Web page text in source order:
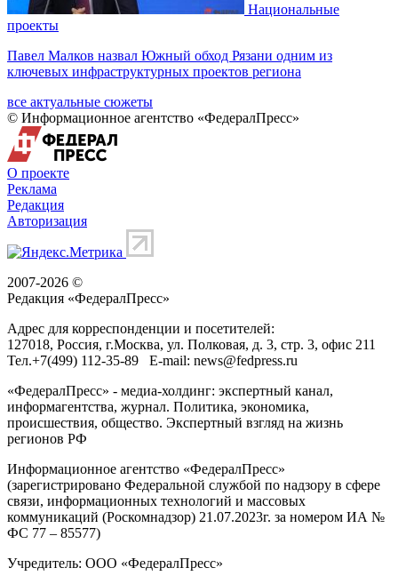
Национальные
проекты
Павел Малков назвал Южный обход Рязани одним из
ключевых инфраструктурных проектов региона
все актуальные сюжеты
© Информационное агентство «ФедералПресс»
О проекте
Реклама
Редакция
Авторизация
2007-2026 ©
Редакция «ФедералПресс»
Адрес для корреспонденции и посетителей:
127018, Россия, г.Москва, ул. Полковая, д. 3, стр. 3, офис 211
Тел.+7(499) 112-35-89 E-mail: news@fedpress.ru
«ФедералПресс» - медиа-холдинг: экспертный канал,
информагентства, журнал. Политика, экономика,
происшествия, общество. Экспертный взгляд на жизнь
регионов РФ
Информационное агентство «ФедералПресс»
(зарегистрировано Федеральной службой по надзору в сфере
связи, информационных технологий и массовых
коммуникаций (Роскомнадзор) 21.07.2023г. за номером ИА №
ФС 77 – 85577)
Учредитель: ООО «ФедералПресс»